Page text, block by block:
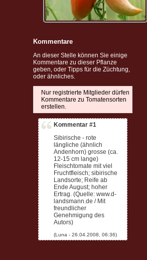
Kommentare
An dieser Stelle können Sie einige
Kommentare zu dieser Pflanze
geben, oder Tipps für die Züchtung,
oder ähnliches.
Nur registrierte Mitglieder dürfen
Kommentare zu Tomatensorten
erstellen.
Kommentar #1
Sibirische - rote
längliche (ähnlich
Andenhorn) grosse (ca.
12-15 cm lange)
Fleischtomate mit viel
Fruchtfleisch; sibirische
Landsorte; Reife ab
Ende August; hoher
Ertrag. (Quelle: www.d-
landsmann.de / Mit
freundlicher
Genehmigung des
Autors)